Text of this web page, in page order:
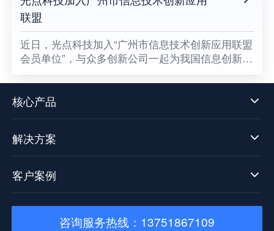
联盟
​近日，光点科技加入“广州市信息技术创新应用联盟
会员单位”，与众多创新公司一起为我国信息创新发
台技术发展迈向了新阶段。
核心产品
解决方案
客户案例
咨询服务热线：13751867109